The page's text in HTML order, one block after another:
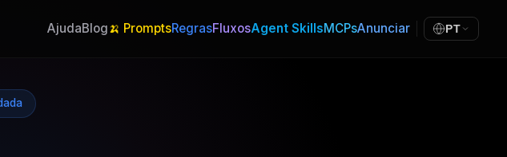
AjudaBlog🍌 PromptsRegrasFluxosAgent SkillsMCPsAnunciar PT